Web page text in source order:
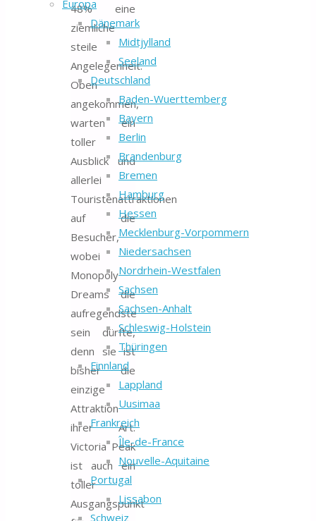
Europa
Dänemark
Midtjylland
Seeland
Deutschland
Baden-Wuerttemberg
Bayern
Berlin
Brandenburg
Bremen
Hamburg
Hessen
Mecklenburg-Vorpommern
Niedersachsen
Nordrhein-Westfalen
Sachsen
Sachsen-Anhalt
Schleswig-Holstein
Thüringen
Finnland
Lappland
Uusimaa
Frankreich
Île-de-France
Nouvelle-Aquitaine
Portugal
Lissabon
Schweiz
48% eine
ziemliche
steile
Angelegenheit.
Oben
angekommen,
warten ein
toller
Ausblick und
allerlei
Touristenattraktionen
auf die
Besucher,
wobei
Monopoly
Dreams die
aufregendste
sein dürfte,
denn sie ist
bisher die
einzige
Attraktion
ihrer Art.
Victoria Peak
ist auch ein
toller
Ausgangspunkt